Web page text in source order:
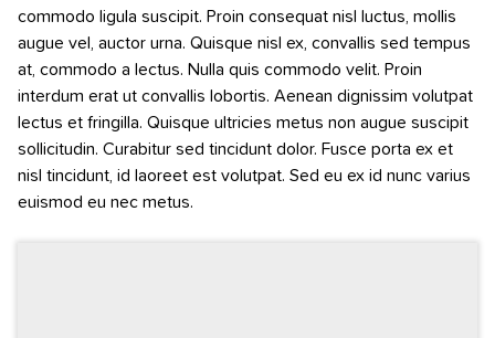
commodo ligula suscipit. Proin consequat nisl luctus, mollis
augue vel, auctor urna. Quisque nisl ex, convallis sed tempus
at, commodo a lectus. Nulla quis commodo velit. Proin
interdum erat ut convallis lobortis. Aenean dignissim volutpat
lectus et fringilla. Quisque ultricies metus non augue suscipit
sollicitudin. Curabitur sed tincidunt dolor. Fusce porta ex et
nisl tincidunt, id laoreet est volutpat. Sed eu ex id nunc varius
euismod eu nec metus.